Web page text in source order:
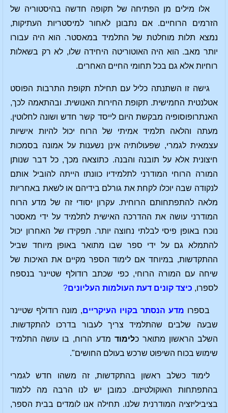
אלו מילים מן הפתיחה של תקופה חדשה בהיסטוריה של
הזרמים הרוחיים. אם נתבונן לאחור למיסטריות העתיקות,
נמצא תלות מוחלטת של התלמיד במאסטר. הוא היה עבורו
יותר מאב. הוא היה האוטוריטה היחידה שלו, לא רק בשאלות
רוחיות אלא גם בכל תחומי החיים האחרים.
גישה זו השתנתה כליל עם תחילת תקופת התרבות הפוסט
אטלנטית החמישית. תקופת החירות האנושית. ובהתאמה לכך,
האנתרופוסופיה מבקשת היום לייסד קשר חדש ושונה לחלוטין.
מעתה והלאה תלמיד אמיתי של הרוח יכול להיות אישיות
עצמאית לגמרי, שפעולותיה אינן נשענות על אמונה בסמכות
חיצונית אלא על תובנה והבנה. כתוצאה מכך, כל דבר שנותן
המורה הרוחי המודרני לתלמידיו כוונתו הייתה להוביל אותם
לנקודה שבה יוכלו לקחת את גורלם בידיהם או לשאת באחריות
מלאה להתפתחותם הרוחית. עקרון יסודי זה של מדע הרוח
המודרני עושה את ההדרכה האישית לתלמיד על ידי מאסטר
נוכח באופן פיסי לבלתי נחוצה יותר. תפקידו של האחרון יכול
להתמלא גם על ידי ספר שבו מתואר באופן מיוחד שביל
ההתקדשות, במיוחד אם לימוד הספר מקיים את האיכות של
שיחה עם המורה הרוחי, כפי שכתב רודולף שטיינר בנספח
לספרו, כיצד קונים דעת העולמות העליונים?
בספרו מדע הנסתר בקויו העיקריים, מונה רודולף שטיינר
שבעה שלבים שהתלמיד צריך לעבור בדרכו להתקדשות.
השלב הראשון מתואר כלימוד מדע הרוח, בו עושה התלמיד
שימוש בכוח השיפוט שרכש בעולם החושים".
לימוד כשלב ראשון בהתקדשות, זה משהו חדש לגמרי
בהתפתחות האוקולטיזם. כמובן יש לנו הרבה מה ללמוד
בציביליזציה המודרנית שלנו. תחילה אנו לומדים בבית הספר,